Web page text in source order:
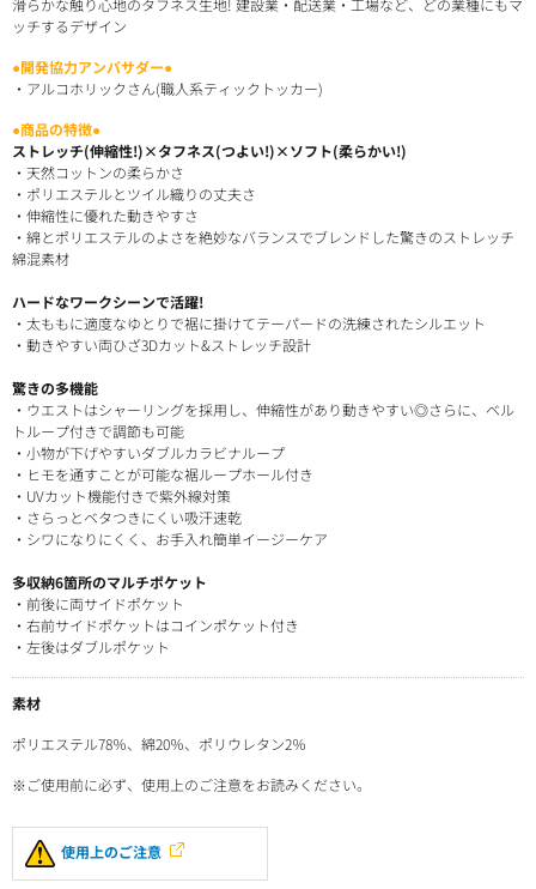
ッチするデザイン
●開発協力アンバサダー●
・アルコホリックさん(職人系ティックトッカー)
●商品の特徴●
ストレッチ(伸縮性!)×タフネス(つよい!)×ソフト(柔らかい!)
・天然コットンの柔らかさ
・ポリエステルとツイル織りの丈夫さ
・伸縮性に優れた動きやすさ
・綿とポリエステルのよさを絶妙なバランスでブレンドした驚きのストレッチ
綿混素材
ハードなワークシーンで活躍!
・太ももに適度なゆとりで裾に掛けてテーパードの洗練されたシルエット
・動きやすい両ひざ3Dカット&ストレッチ設計
驚きの多機能
・ウエストはシャーリングを採用し、伸縮性があり動きやすい◎さらに、ベル
トループ付きで調節も可能
・小物が下げやすいダブルカラビナループ
・ヒモを通すことが可能な裾ループホール付き
・UVカット機能付きで紫外線対策
・さらっとベタつきにくい吸汗速乾
・シワになりにくく、お手入れ簡単イージーケア
多収納6箇所のマルチポケット
・前後に両サイドポケット
・右前サイドポケットはコインポケット付き
・左後はダブルポケット
素材
ポリエステル78％、綿20％、ポリウレタン2％
※ご使用前に必ず、使用上のご注意をお読みください。
使用上のご注意